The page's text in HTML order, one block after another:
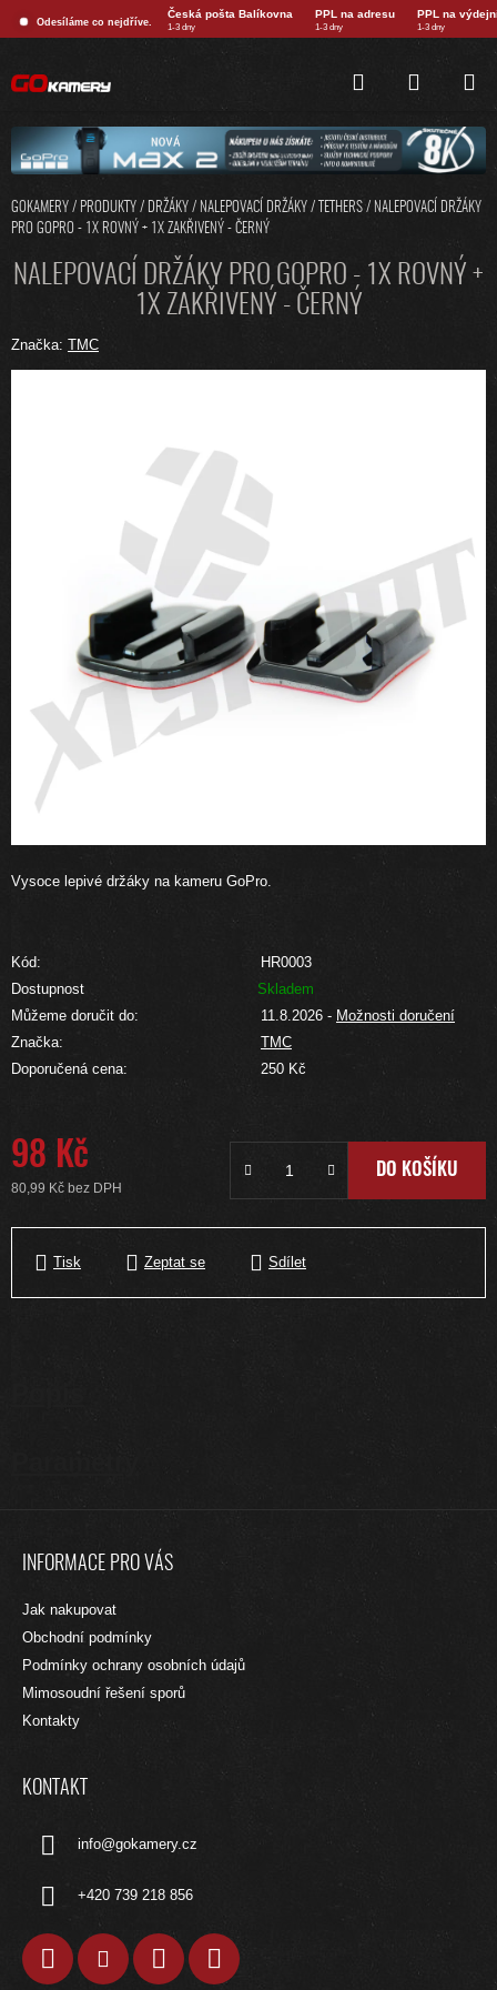
Odesíláme co nejdříve.
Česká pošta Balíkovna PPL na adresu PPL na
1-3 dny 1-3 dny 1-3 dny
HLEDAT NÁKUPNÍ
KOŠÍK
GOKAMERY / PRODUKTY / DRŽÁKY / NALEPOVACÍ DRŽÁKY / TETHERS / NALEPOVACÍ DRŽÁKY
PRO GOPRO - 1X ROVNÝ + 1X ZAKŘIVENÝ - ČERNÝ
Vysoce lepivé držáky na kameru GoPro.
Kód:
HR0003
Dostupnost
Skladem
Můžeme doručit do:
11.8.2026 - Možnosti doručení
Značka:
TMC
Doporučená cena:
250 Kč
98 Kč
80,99 Kč bez DPH
DO KOŠÍKU
Tisk Zeptat se Sdílet
NALEPOVACÍ DRŽÁKY PRO GOPRO - 1X ROVNÝ +
1X ZAKŘIVENÝ - ČERNÝ
Značka: TMC
INFORMACE PRO VÁS
Jak nakupovat
Obchodní podmínky
Podmínky ochrany osobních údajů
Mimosoudní řešení sporů
Kontakty
KONTAKT
info@gokamery.cz
+420 739 218 856